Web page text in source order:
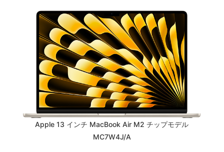
Apple 13 インチ MacBook Air M2 チップモデル
MC7W4J/A